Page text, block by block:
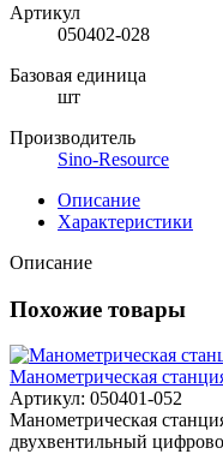
Артикул
050402-028
Базовая единица
шт
Производитель
Sino-Resource
Описание
Характеристики
Описание
Похожие товары
Манометрическая
Артикул: 050401-052
Манометрическая
двухвентильный